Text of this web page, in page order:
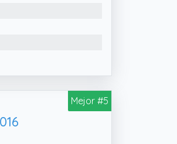
aceite de coco y
la
más
para trabajar
o artificial de
Mejor #5